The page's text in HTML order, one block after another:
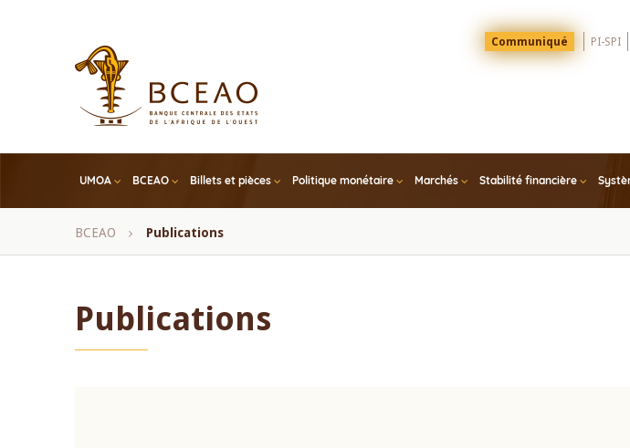
Menu
Top
Communiqué PI-SPI
UMOA BCEAO Billets et pièces Politique monétaire Marchés Stabilité financière
Fil
BCEAO Publications
Publications